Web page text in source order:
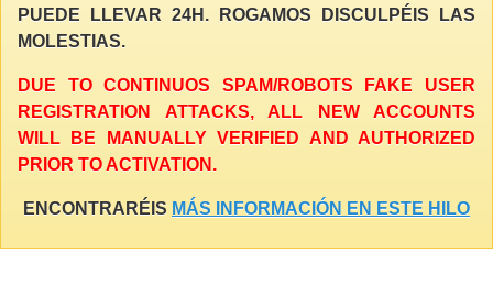
PUEDE LLEVAR 24H. ROGAMOS DISCULPÉIS LAS
MOLESTIAS.
DUE TO CONTINUOS SPAM/ROBOTS FAKE USER
REGISTRATION ATTACKS, ALL NEW ACCOUNTS
WILL BE MANUALLY VERIFIED AND AUTHORIZED
PRIOR TO ACTIVATION.
ENCONTRARÉIS MÁS INFORMACIÓN EN ESTE HILO